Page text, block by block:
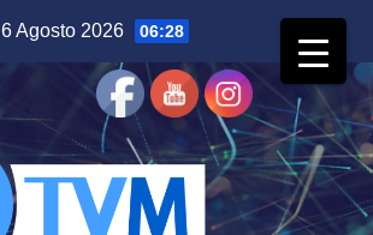
6 Agosto 2026 06:28